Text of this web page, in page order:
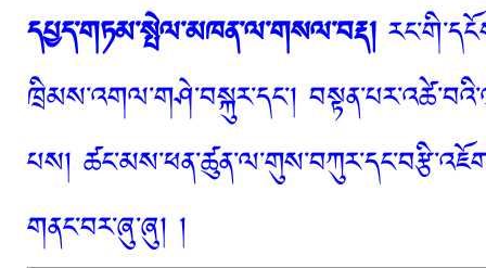
དཔྱད་གཏམ་སྤེལ་མཁན་ལ་གསལ་བརྡ།
ཁྲིམས་འགལ་གཤེ་བསྐུར་དང་།
པས།
གནང་བར་ཞུ་ཞུ། །